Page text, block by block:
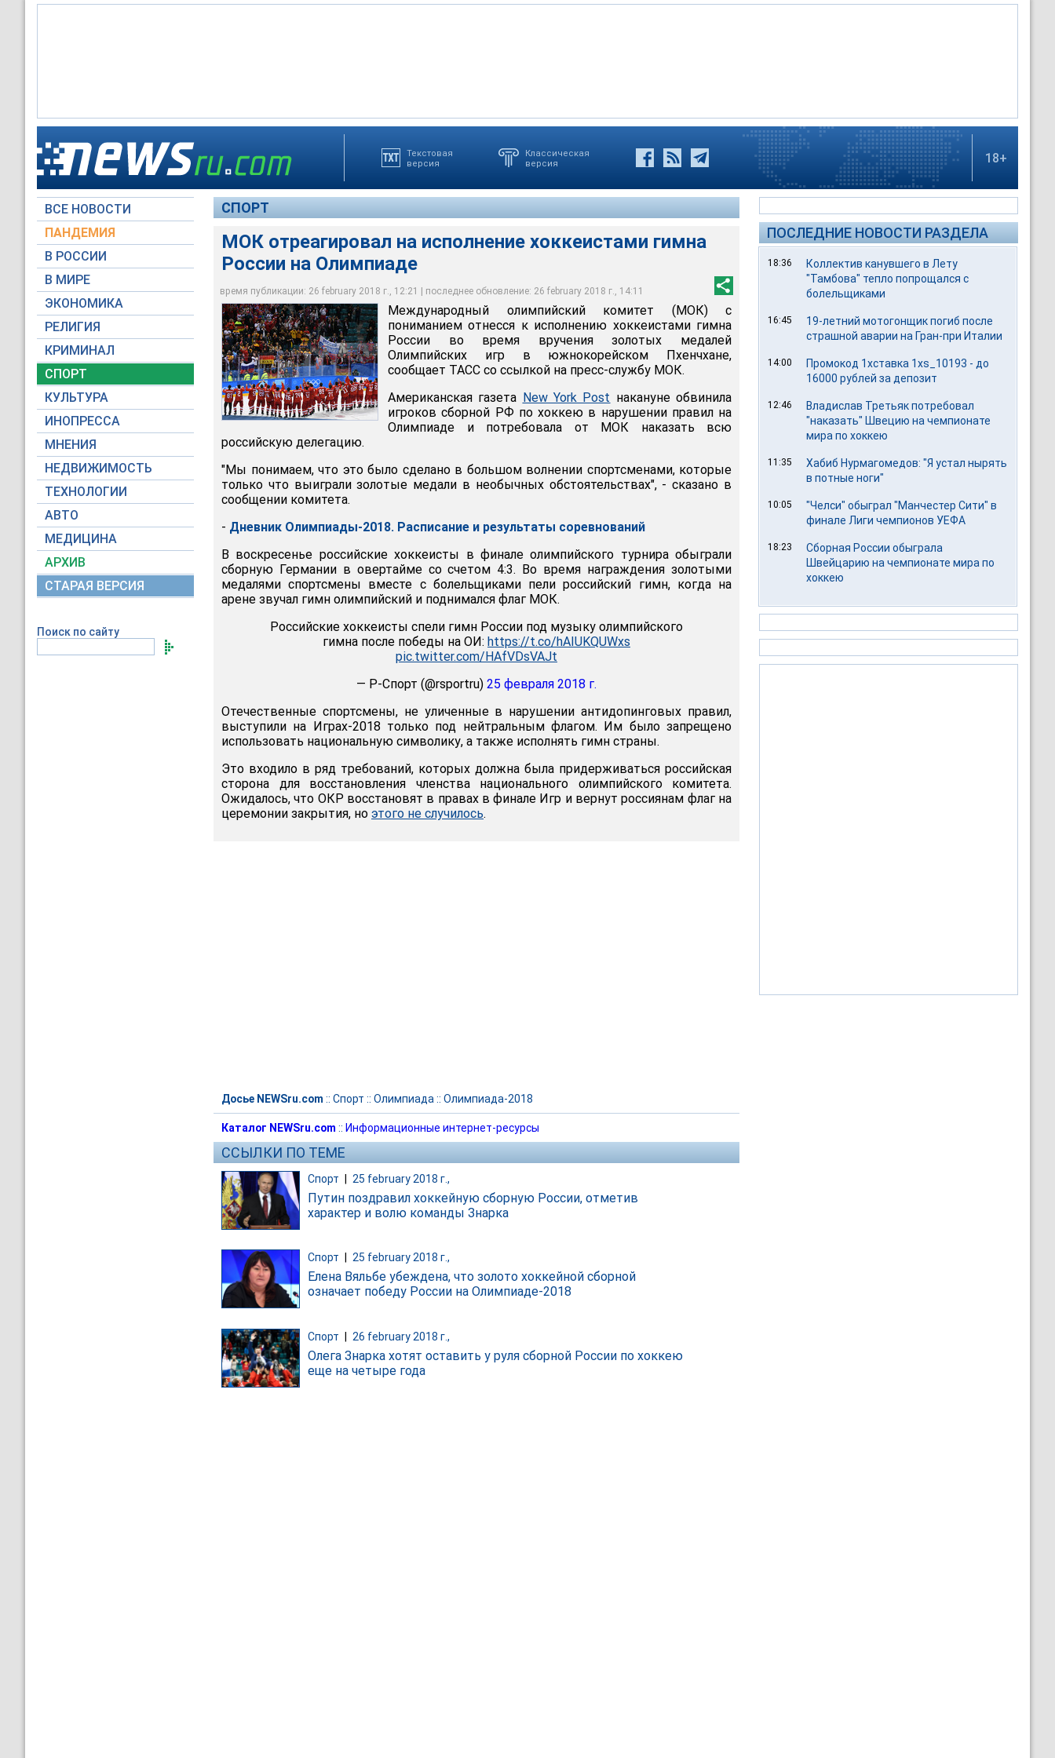
Текстовая
версия
Классическая
версия
18+
ВСЕ НОВОСТИ
ПАНДЕМИЯ
В РОССИИ
В МИРЕ
ЭКОНОМИКА
РЕЛИГИЯ
КРИМИНАЛ
СПОРТ
КУЛЬТУРА
ИНОПРЕССА
МНЕНИЯ
НЕДВИЖИМОСТЬ
ТЕХНОЛОГИИ
АВТО
МЕДИЦИНА
АРХИВ
СТАРАЯ ВЕРСИЯ
Поиск по сайту
СПОРТ
МОК отреагировал на исполнение хоккеистами гимна
России на Олимпиаде
время публикации: 26 february 2018 г., 12:21 | последнее обновление: 26 february 2018 г., 14:11
Международный олимпийский комитет (МОК) с пониманием отнесся к исполнению
хоккеистами гимна России во время вручения золотых медалей Олимпийских игр в
южнокорейском Пхенчхане
©РИА Новости / Александр Вильф
Международный олимпийский комитет (МОК) с
пониманием отнесся к исполнению хоккеистами гимна
России во время вручения золотых медалей
Олимпийских игр в южнокорейском Пхенчхане,
сообщает ТАСС со ссылкой на пресс-службу МОК.
Американская газета New York Post накануне обвинила
игроков сборной РФ по хоккею в нарушении правил на
Олимпиаде и потребовала от МОК наказать всю
российскую делегацию.
"Мы понимаем, что это было сделано в большом волнении спортсменами, которые
только что выиграли золотые медали в необычных обстоятельствах", - сказано в
сообщении комитета.
- Дневник Олимпиады-2018. Расписание и результаты соревнований
В воскресенье российские хоккеисты в финале олимпийского турнира обыграли
сборную Германии в овертайме со счетом 4:3. Во время награждения золотыми
медалями спортсмены вместе с болельщиками пели российский гимн, когда на
арене звучал гимн олимпийский и поднимался флаг МОК.
Российские хоккеисты спели гимн России под музыку олимпийского
гимна после победы на ОИ: https://t.co/hAIUKQUWxs
pic.twitter.com/HAfVDsVAJt
— Р-Спорт (@rsportru) 25 февраля 2018 г.
Отечественные спортсмены, не уличенные в нарушении антидопинговых правил,
выступили на Играх-2018 только под нейтральным флагом. Им было запрещено
использовать национальную символику, а также исполнять гимн страны.
Это входило в ряд требований, которых должна была придерживаться российская
сторона для восстановления членства национального олимпийского комитета.
Ожидалось, что ОКР восстановят в правах в финале Игр и вернут россиянам флаг на
церемонии закрытия, но этого не случилось.
Досье NEWSru.com :: Спорт :: Олимпиада :: Олимпиада-2018
Каталог NEWSru.com :: Информационные интернет-ресурсы
ССЫЛКИ ПО ТЕМЕ
Спорт 25 february 2018 г.,
Путин поздравил хоккейную сборную России, отметив
характер и волю команды Знарка
Спорт 25 february 2018 г.,
Елена Вяльбе убеждена, что золото хоккейной сборной
означает победу России на Олимпиаде-2018
Спорт | 26 february 2018 г.,
Олега Знарка хотят оставить у руля сборной России по хоккею
еще на четыре года
ПОСЛЕДНИЕ НОВОСТИ РАЗДЕЛА
18:36
Коллектив канувшего в Лету
"Тамбова" тепло попрощался с
болельщиками
16:45
19-летний мотогонщик погиб после
страшной аварии на Гран-при Италии
14:00
Промокод 1хставка 1xs_10193 - до
16000 рублей за депозит
12:46
Владислав Третьяк потребовал
"наказать" Швецию на чемпионате
мира по хоккею
11:35
Хабиб Нурмагомедов: "Я устал нырять
в потные ноги"
10:05
"Челси" обыграл "Манчестер Сити" в
финале Лиги чемпионов УЕФА
18:23
Сборная России обыграла
Швейцарию на чемпионате мира по
хоккею